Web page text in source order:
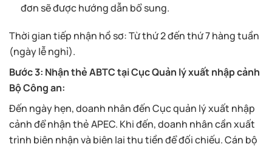
đơn sẽ được hướng dẫn bổ sung.
Thời gian tiếp nhận hồ sơ: Từ thứ 2 đến thứ 7 hàng tuần
(ngày lễ nghỉ).
Bước 3: Nhận thẻ ABTC tại Cục Quản lý xuất nhập cảnh
Bộ Công an:
Đến ngày hẹn, doanh nhân đến Cục quản lý xuất nhập
cảnh để nhận thẻ APEC. Khi đến, doanh nhân cần xuất
trình biên nhận và biên lai thu tiền để đối chiếu. Cán bộ